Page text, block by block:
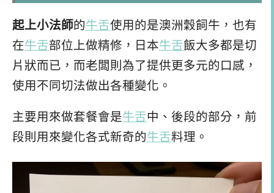
起上小法師的牛舌使用的是澳洲穀飼牛，也有
在牛舌部位上做精修，日本牛舌飯大多都是切
片狀而已，而老闆則為了提供更多元的口感，
使用不同切法做出各種變化。
主要用來做套餐會是牛舌中、後段的部分，前
段則用來變化各式新奇的牛舌料理。